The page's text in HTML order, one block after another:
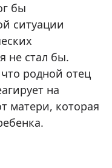
бы
ситуации
не стал бы.
родной отец
на
матери, которая